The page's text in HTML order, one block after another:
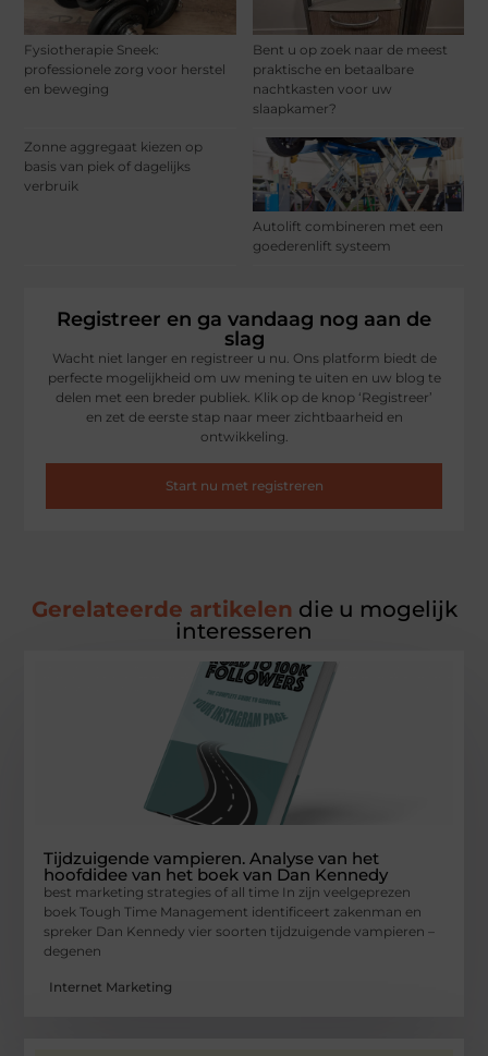
Fysiotherapie Sneek:
professionele zorg voor herstel
en beweging
Bent u op zoek naar de meest
praktische en betaalbare
nachtkasten voor uw
slaapkamer?
Zonne aggregaat kiezen op
basis van piek of dagelijks
verbruik
Autolift combineren met een
goederenlift systeem
Registreer en ga vandaag nog aan de
slag
Wacht niet langer en registreer u nu. Ons platform biedt de
perfecte mogelijkheid om uw mening te uiten en uw blog te
delen met een breder publiek. Klik op de knop ‘Registreer’
en zet de eerste stap naar meer zichtbaarheid en
ontwikkeling.
Start nu met registreren
Gerelateerde artikelen die u mogelijk
interesseren
Tijdzuigende vampieren. Analyse van het
hoofdidee van het boek van Dan Kennedy
best marketing strategies of all time In zijn veelgeprezen
boek Tough Time Management identificeert zakenman en
spreker Dan Kennedy vier soorten tijdzuigende vampieren –
degenen
Internet Marketing